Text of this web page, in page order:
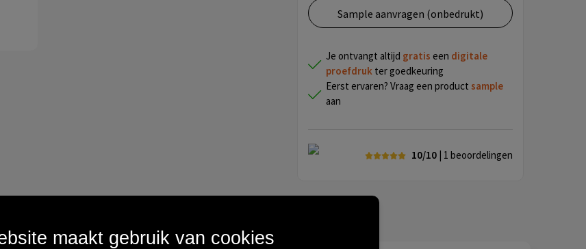
Sample aanvragen (onbedrukt)
Je ontvangt altijd gratis een digitale
proefdrukter goedkeuring
Eerst ervaren? Vraag een product sample
aan
10/10 | 1 beoordelingen
maakt gebruik van cookies